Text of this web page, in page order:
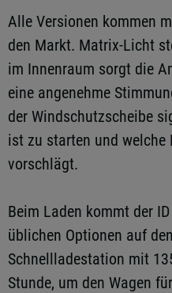
Alle Versionen kommen
den Markt. Matrix-Licht
im Innenraum sorgt die
eine angenehme
der Windschutzscheibe
ist zu starten und
vorschlägt.
Beim Laden kommt der
üblichen Optionen auf
Schnellladestation mit
Stunde, um den Wagen